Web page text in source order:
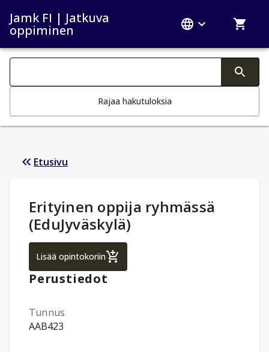
Jamk FI | Jatkuva
oppiminen
Haku kategoriat
Rajaa hakutuloksia
Etusivu
Opintotiedot:
Erityinen oppija ryhmässä
(EduJyväskylä)
Lisää opintokoriinErityinen oppija ryhmässä (EduJyväskylä)
Perustiedot
Tunnus
AAB423